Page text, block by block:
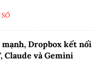
mạnh, Dropbox kết nối
Claude và Gemini